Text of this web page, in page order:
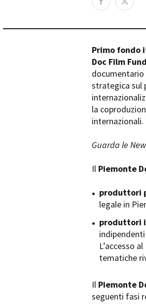
Rete regionale
Bandi e gare
Sostenibilità ambientale
Servizi generali
Location scouting
Spazi nella sede FCTP
Sala Paolo Tenna
FILM FUNDS
Piemonte Film Tv
Piemonte Doc Film Fund
Short Film Fund
Amministrazione trasparente
Primo fondo
Doc Film Fund
documentario
strategica sul
la
internazionali.
Guarda le
Il Piemonte
produttori
legale in
produttori
L’accesso
tematiche
Il Piemonte
seguenti fasi